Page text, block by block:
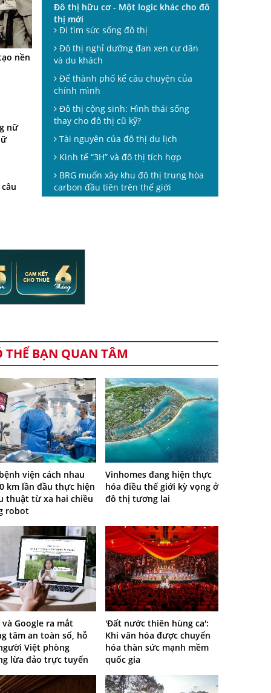
nền
nữ
Đô thị hữu cơ - Một logic khác cho đô
thị mới
Đi tìm sức sống đô thị
Đô thị nghỉ dưỡng đan xen cư dân
và du khách
Để thành phố kể câu chuyện của
chính mình
Đô thị cộng sinh: Hình thái sống
thay cho đô thị cũ kỹ?
Tài nguyên của đô thị du lịch
Kinh tế “3H” và đô thị tích hợp
BRG muốn xây khu đô thị trung hòa
carbon đầu tiên trên thế giới
THỂ BẠN QUAN TÂM
viện cách nhau
km lần đầu thực hiện
thuật từ xa hai chiều
robot
Vinhomes đang hiện thực
hóa điều thế giới kỳ vọng ở
đô thị tương lai
và Google ra mắt
tâm an toàn số, hỗ
Việt phòng
lừa đảo trực tuyến
'Đất nước thiên hùng ca':
Khi văn hóa được chuyển
hóa thàn sức mạnh mềm
quốc gia